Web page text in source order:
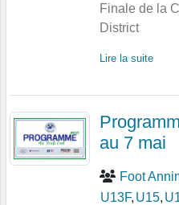
Finale de la
District
Lire la suite
au 7 mai
Foot
U13F U15